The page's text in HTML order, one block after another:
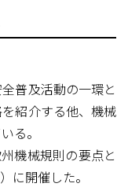
普及活動の一環と
紹介する他、機械
る。
機械規則の要点と
に開催した。